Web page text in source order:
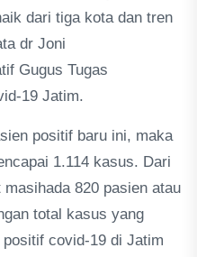
dari tiga kota dan tren
dr Joni
Gugus Tugas
19 Jatim.
positif baru ini, maka
1.114 kasus. Dari
820 pasien atau
total kasus yang
covid-19 di Jatim